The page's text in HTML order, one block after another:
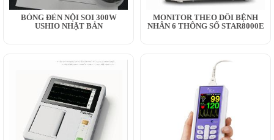
BÓNG ĐÈN NỘI SOI 300W
USHIO NHẬT BẢN
MONITOR THEO DÕI BỆNH
NHÂN 6 THÔNG SỐ STAR8000E